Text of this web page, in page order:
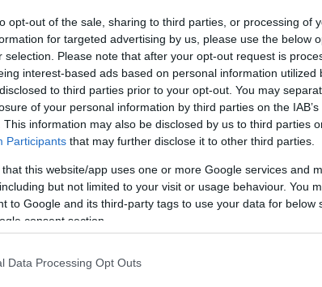
opt-out of the sale, sharing to third parties, or processing of
for targeted advertising by us, please use the below
selection. Please note that after your opt-out request is
interest-based ads based on personal information utilized
to third parties prior to your opt-out. You may
of your personal information by third parties on the
This information may also be disclosed by us to third parties
Participants that may further disclose it to other third parties.
that this website/app uses one or more Google services and
but not limited to your visit or usage behaviour. You
to Google and its third-party tags to use your data for below
consent section.
Data Processing Opt Outs
Ποιοι θα είναι οι δικαιούχοι φέτος
Οικονομία|04.02.2024 05:30
Τουρισμός για Όλους 2024: Ποιοι
είναι οι δικαιούχοι και ποια τα
ποσά
το πρόγραμμα